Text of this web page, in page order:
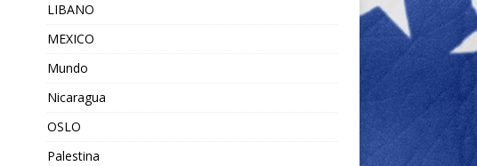
LIBANO
MEXICO
Mundo
Nicaragua
OSLO
Palestina